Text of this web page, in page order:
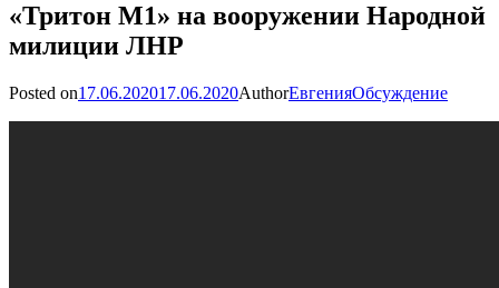
«Тритон М1» на вооружении Народной
милиции ЛНР
Posted on17.06.202017.06.2020AuthorЕвгенияОбсуждение